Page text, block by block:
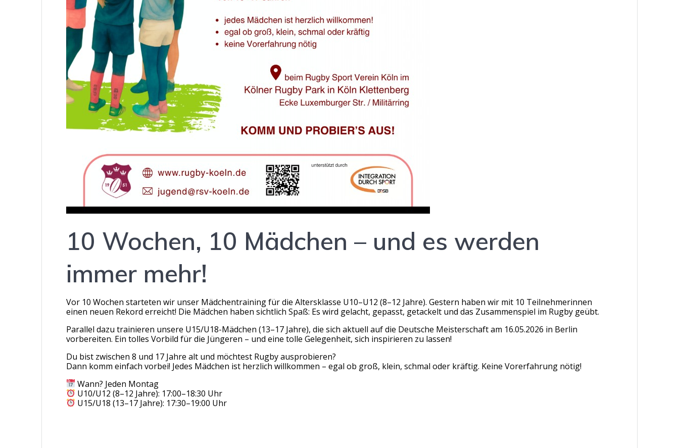
10 Wochen, 10 Mädchen – und es werden
immer mehr!
Vor 10 Wochen starteten wir unser Mädchentraining für die Altersklasse U10–U12 (8–12 Jahre). Gestern haben wir mit 10 Teilnehmerinnen
einen neuen Rekord erreicht! Die Mädchen haben sichtlich Spaß: Es wird gelacht, gepasst, getackelt und das Zusammenspiel im Rugby geübt.
Parallel dazu trainieren unsere U15/U18-Mädchen (13–17 Jahre), die sich aktuell auf die Deutsche Meisterschaft am 16.05.2026 in Berlin
vorbereiten. Ein tolles Vorbild für die Jüngeren – und eine tolle Gelegenheit, sich inspirieren zu lassen!
Du bist zwischen 8 und 17 Jahre alt und möchtest Rugby ausprobieren?
Dann komm einfach vorbei! Jedes Mädchen ist herzlich willkommen – egal ob groß, klein, schmal oder kräftig. Keine Vorerfahrung nötig!
Wann? Jeden Montag
U10/U12 (8–12 Jahre): 17:00–18:30 Uhr
U15/U18 (13–17 Jahre): 17:30–19:00 Uhr